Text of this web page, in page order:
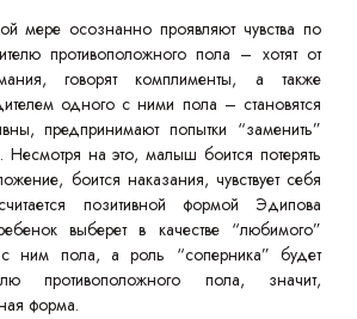
мере осознанно проявляют чувства по
противоположного пола – хотят от
говорят комплименты, а также
одного с ними пола – становятся
предпринимают попытки “заменить”
на это, малыш боится потерять
боится наказания, чувствует себя
позитивной формой Эдипова
выберет в качестве “любимого”
ним пола, а роль “соперника” будет
противоположного пола, значит,
форма.